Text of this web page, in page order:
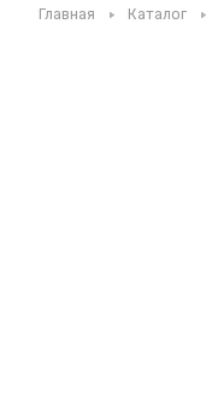
Главная Каталог